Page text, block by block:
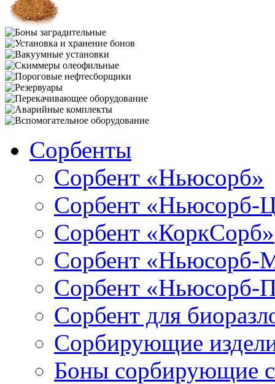
Сорбенты
Сорбент «Ньюсорб»
Сорбент «Ньюсорб-
Сорбент «КоркСорб»
Сорбент «Ньюсорб-
Сорбент «Ньюсорб-
Сорбент для
Сорбирующие
Боны сорбирующие